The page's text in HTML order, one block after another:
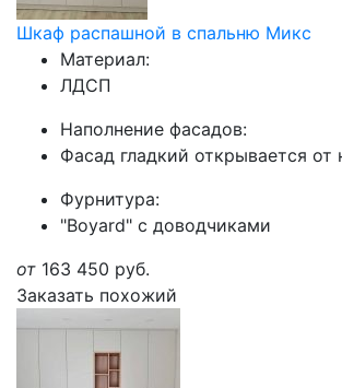
Шкаф распашной в спальню Микс
Материал:
ЛДСП
Наполнение фасадов:
Фасад гладкий открывается от
Фурнитура:
"Boyard" с доводчиками
от 163 450 руб.
Заказать похожий